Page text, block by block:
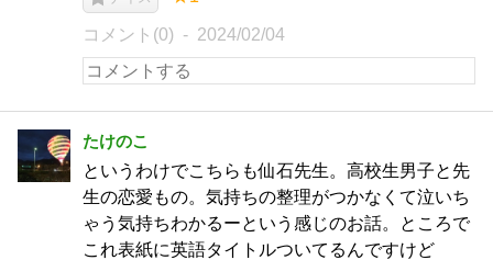
コメント(0) 2024/02/04
たけのこ
というわけでこちらも仙石先生。高校生男子と先
生の恋愛もの。気持ちの整理がつかなくて泣いち
ゃう気持ちわかるーという感じのお話。ところで
これ表紙に英語タイトルついてるんですけど